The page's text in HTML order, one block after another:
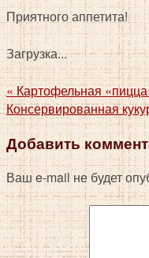
Приятного аппетита!
Загрузка...
«Картофельная
Консервированная
Добавить
Ваш e-mail не будет